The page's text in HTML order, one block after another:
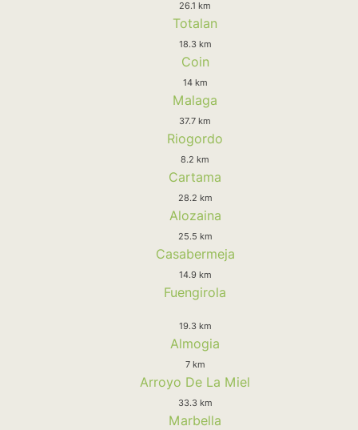
26.1 km
Totalan
18.3 km
Coin
14 km
Malaga
37.7 km
Riogordo
8.2 km
Cartama
28.2 km
Alozaina
25.5 km
Casabermeja
14.9 km
Fuengirola
19.3 km
Almogia
7 km
Arroyo De La Miel
33.3 km
Marbella